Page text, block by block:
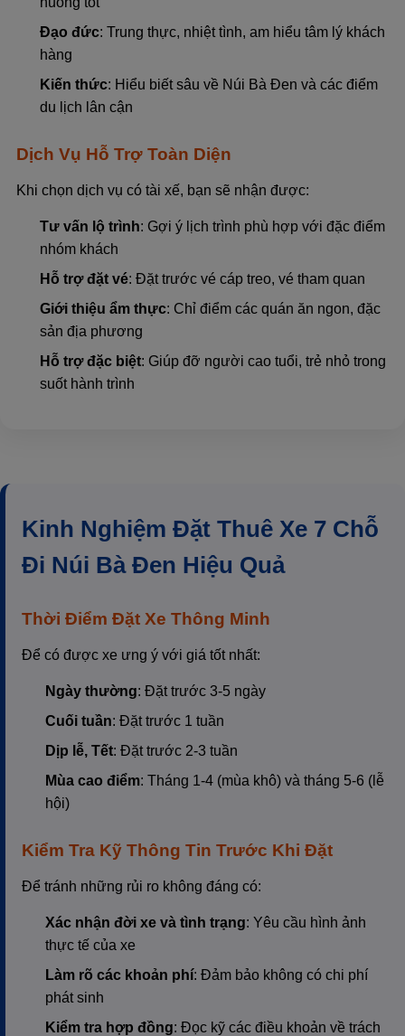
Đạo đức: Trung thực, nhiệt tình, am hiểu tâm lý khách
hàng
Kiến thức: Hiểu biết sâu về Núi Bà Đen và các điểm
du lịch lân cận
Dịch Vụ Hỗ Trợ Toàn Diện
Khi chọn dịch vụ có tài xế, bạn sẽ nhận được:
Tư vấn lộ trình: Gợi ý lịch trình phù hợp với đặc điểm
nhóm khách
Hỗ trợ đặt vé: Đặt trước vé cáp treo, vé tham quan
Giới thiệu ẩm thực: Chỉ điểm các quán ăn ngon, đặc
sản địa phương
Hỗ trợ đặc biệt: Giúp đỡ người cao tuổi, trẻ nhỏ trong
suốt hành trình
Kinh Nghiệm Đặt Thuê Xe 7 Chỗ
Đi Núi Bà Đen Hiệu Quả
Thời Điểm Đặt Xe Thông Minh
Để có được xe ưng ý với giá tốt nhất:
Ngày thường: Đặt trước 3-5 ngày
Cuối tuần: Đặt trước 1 tuần
Dịp lễ, Tết: Đặt trước 2-3 tuần
Mùa cao điểm: Tháng 1-4 (mùa khô) và tháng 5-6 (lễ
hội)
Kiểm Tra Kỹ Thông Tin Trước Khi Đặt
Để tránh những rủi ro không đáng có:
Xác nhận đời xe và tình trạng: Yêu cầu hình ảnh
thực tế của xe
Làm rõ các khoản phí: Đảm bảo không có chi phí
phát sinh
Kiểm tra hợp đồng: Đọc kỹ các điều khoản về trách